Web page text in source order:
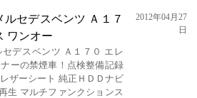
ルセデスベンツ Ａ１７
ワンオー
セデスベンツ Ａ１７０ エレ
ーの禁煙車！点検整備記録
ザーシート 純正ＨＤＤナビ
生 マルチファンクションス
2012年04月27
日